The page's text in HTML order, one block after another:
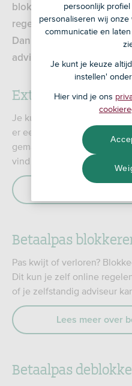
blokkeren: via Mijn
regel je dat heel
Dan kun je natuurlijk altijd
adviseur.
Extra betaalpas
Je kunt per rekening 1
er een gemachtigde op de
gemachtigde een extra
vind je in de
Tarievenwijzer
Betaalpas
Pas kwijt of verloren?
Dit kun je zelf online
of je zelfstandig adviseur
Lees meer over
Betaalpas
persoonlijk
personaliseren wij
communicatie en
Je kunt je keuze
instellen'
Hier vind je ons